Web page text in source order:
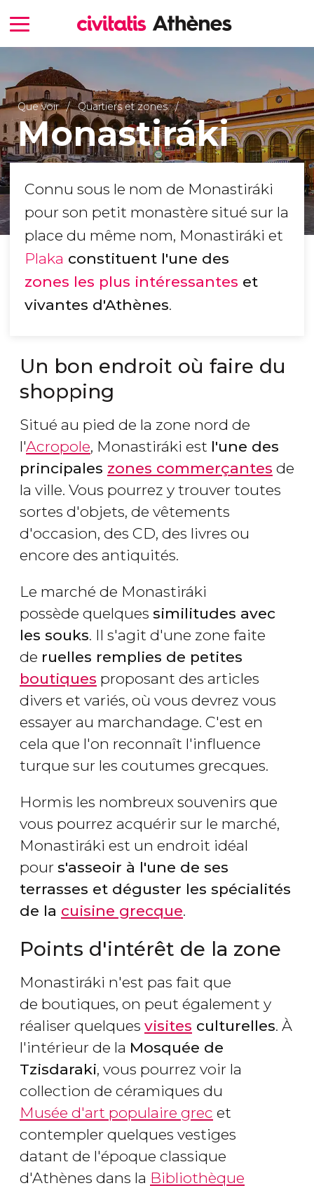
Que voir Quartiers et zones
Monastiráki
Connu sous le nom de Monastiráki
pour son petit monastère situé sur la
place du même nom, Monastiráki et
Plaka constituent l'une des
zones les plus intéressantes et
vivantes d'Athènes.
Un bon endroit où faire du
shopping
Situé au pied de la zone nord de
l'Acropole, Monastiráki est l'une des
principales zones commerçantes de
la ville. Vous pourrez y trouver toutes
sortes d'objets, de vêtements
d'occasion, des CD, des livres ou
encore des antiquités.
Le marché de Monastiráki
possède quelques similitudes avec
les souks. Il s'agit d'une zone faite
de ruelles remplies de petites
boutiques proposant des articles
divers et variés, où vous devrez vous
essayer au marchandage. C'est en
cela que l'on reconnaît l'influence
turque sur les coutumes grecques.
Hormis les nombreux souvenirs que
vous pourrez acquérir sur le marché,
Monastiráki est un endroit idéal
pour s'asseoir à l'une de ses
terrasses et déguster les spécialités
de la cuisine grecque.
Points d'intérêt de la zone
Monastiráki n'est pas fait que
de boutiques, on peut également y
réaliser quelques visites culturelles. À
l'intérieur de la Mosquée de
Tzisdaraki, vous pourrez voir la
collection de céramiques du
Musée d'art populaire grec et
contempler quelques vestiges
datant de l'époque classique
d'Athènes dans la Bibliothèque